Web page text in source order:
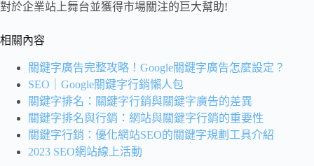
對於企業站上舞台並獲得市場關注的巨大幫助!
相關內容
關鍵字廣告完整攻略！Google關鍵字廣告怎麼設定？
SEO｜Google關鍵字行銷懶人包
關鍵字排名：關鍵字行銷與關鍵字廣告的差異
關鍵字排名與行銷：網站與關鍵字行銷的重要性
關鍵字行銷：優化網站SEO的關鍵字規劃工具介紹
2023 SEO網站線上活動